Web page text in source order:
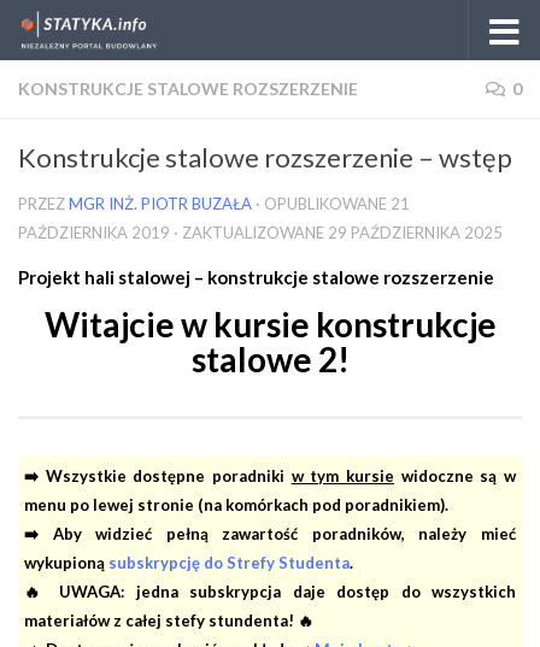
Skip to content
KONSTRUKCJE STALOWE ROZSZERZENIE 0
Konstrukcje stalowe rozszerzenie – wstęp
PRZEZMGR INŻ. PIOTR BUZAŁA · OPUBLIKOWANE 21
PAŹDZIERNIKA 2019 · ZAKTUALIZOWANE 29 PAŹDZIERNIKA 2025
Projekt hali stalowej – konstrukcje stalowe rozszerzenie
Witajcie w kursie konstrukcje
stalowe 2!
➡️ Wszystkie dostępne poradniki w tym kursie widoczne są w
menu po lewej stronie (na komórkach pod poradnikiem).
➡️ Aby widzieć pełną zawartość poradników, należy mieć
wykupioną subskrypcję do Strefy Studenta.
🔥 UWAGA: jedna subskrypcja daje dostęp do wszystkich
materiałów z całej stefy stundenta! 🔥